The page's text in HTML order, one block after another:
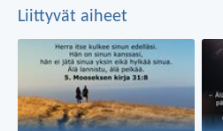
Liittyvät aiheet